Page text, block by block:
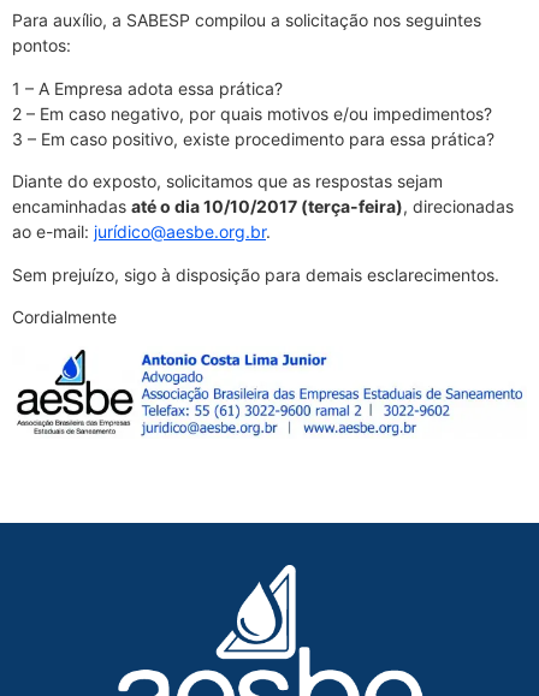
Para auxílio, a SABESP compilou a solicitação nos seguintes
pontos:
1 – A Empresa adota essa prática?
2 – Em caso negativo, por quais motivos e/ou impedimentos?
3 – Em caso positivo, existe procedimento para essa prática?
Diante do exposto, solicitamos que as respostas sejam
encaminhadas até o dia 10/10/2017 (terça-feira), direcionadas
ao e-mail: jurídico@aesbe.org.br.
Sem prejuízo, sigo à disposição para demais esclarecimentos.
Cordialmente